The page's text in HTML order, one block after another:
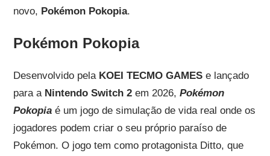
novo, Pokémon Pokopia.
Pokémon Pokopia
Desenvolvido pela KOEI TECMO GAMESe lançado
para a Nintendo Switch 2em 2026, Pokémon
Pokopia é um jogo de simulação de vida real onde os
jogadores podem criar o seu próprio paraíso de
Pokémon. O jogo tem como protagonista Ditto, que